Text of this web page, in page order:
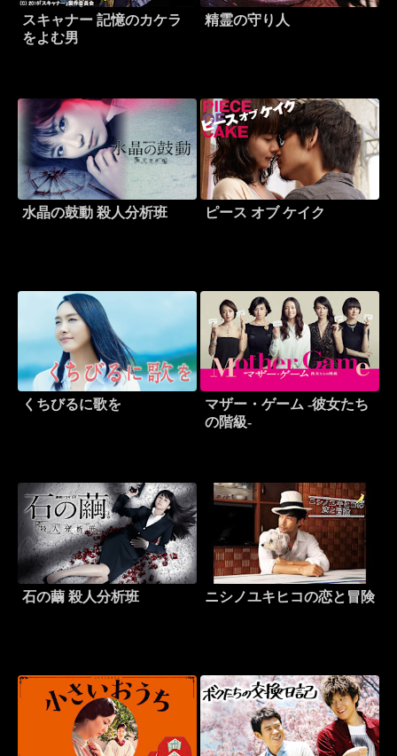
スキャナー 記憶のカケラ
をよむ男
精霊の守り人
水晶の鼓動 殺人分析班 ピース オブ ケイク
くちびるに歌を
マザー・ゲーム -彼女たち
の階級-
石の繭 殺人分析班 ニシノユキヒコの恋と冒険